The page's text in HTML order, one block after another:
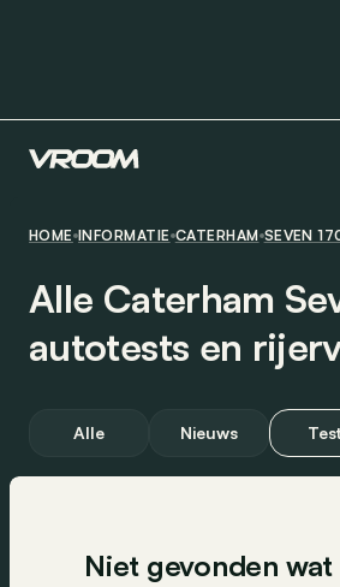
HOME INFORMATIE CATERHAM SEVEN
Alle Caterham
autotests en
Alle Nieuws
Niet gevonden